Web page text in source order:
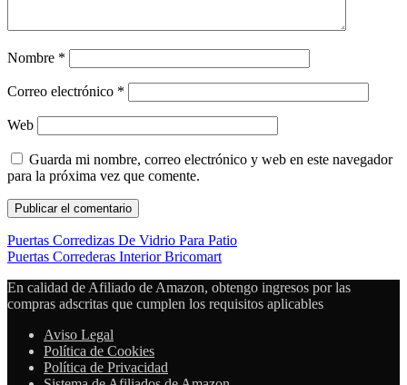
Nombre *
Correo electrónico *
Web
Guarda mi nombre, correo electrónico y web en este navegador
para la próxima vez que comente.
Puertas Corredizas De Vidrio Para Patio
Puertas Correderas Interior Bricomart
En calidad de Afiliado de Amazon, obtengo ingresos por las
compras adscritas que cumplen los requisitos aplicables
Aviso Legal
Política de Cookies
Política de Privacidad